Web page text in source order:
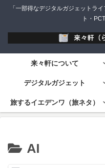
「一部得なデジタルガジェットラ
ト・
来々軒について
デジタルガジェット
旅するイエデンワ（旅ネタ）
AI